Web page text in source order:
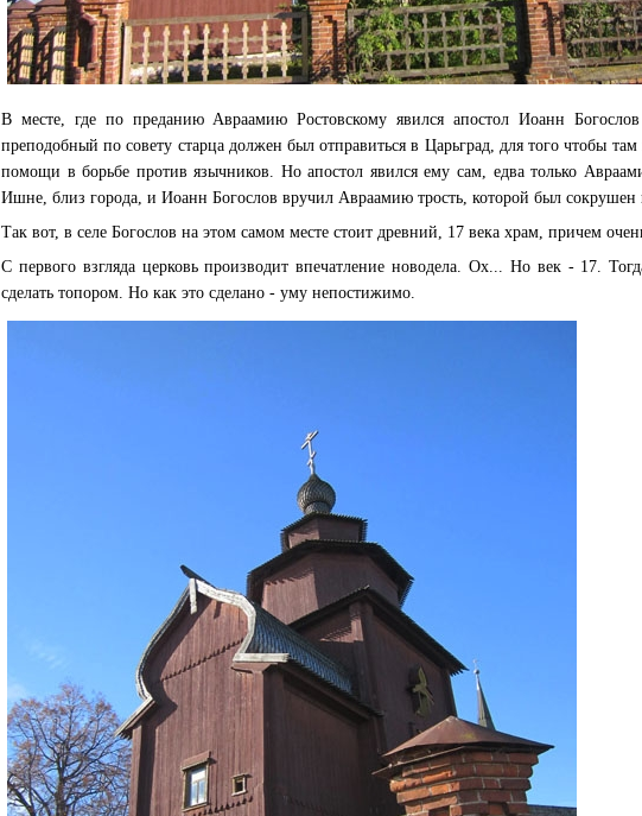
В месте, где по преданию Авраамию Ростовскому явился апостол Иоанн
преподобный по совету старца должен был отправиться в Царьград, для того чтобы
помощи в борьбе против язычников. Но апостол явился ему сам, едва только
Ишне, близ города, и Иоанн Богослов вручил Авраамию трость, которой был сокрушен
Так вот, в селе Богослов на этом самом месте стоит древний, 17 века храм, причем
С первого взгляда церковь производит впечатление новодела. Ох... Но век - 17.
сделать топором. Но как это сделано - уму непостижимо.